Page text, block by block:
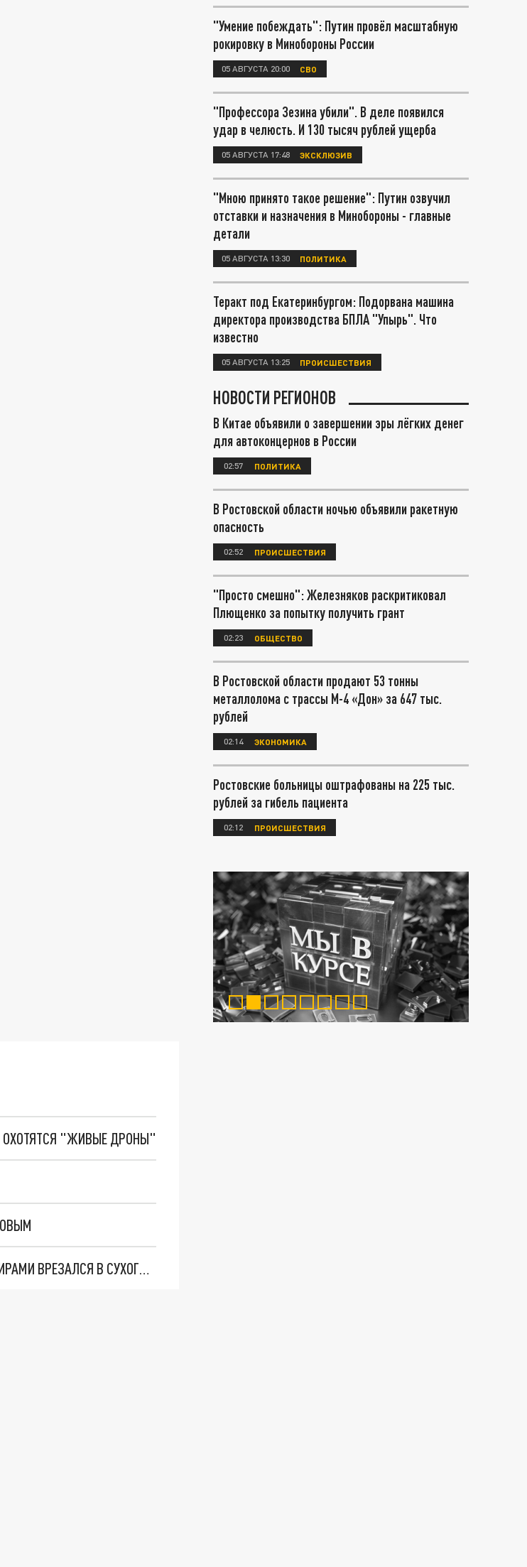
ОХОТЯТСЯ "ЖИВЫЕ ДРОНЫ"
В ПЕРМИ ОСУДИЛИ МУЖЧИНУ, КОТОРЫЙ НА ТЕПЛОХОДЕ С ПАССАЖИРАМИ ВРЕЗАЛСЯ В СУХОГРУЗ
"Умение побеждать": Путин провёл масштабную
рокировку в Минобороны России
05 АВГУСТА 20:00 СВО
"Профессора Зезина убили". В деле появился
удар в челюсть. И 130 тысяч рублей ущерба
05 АВГУСТА 17:48 ЭКСКЛЮЗИВ
"Мною принято такое решение": Путин озвучил
отставки и назначения в Минобороны - главные
детали
05 АВГУСТА 13:30 ПОЛИТИКА
Теракт под Екатеринбургом: Подорвана машина
директора производства БПЛА "Упырь". Что
известно
05 АВГУСТА 13:25 ПРОИСШЕСТВИЯ
НОВОСТИ РЕГИОНОВ
В Китае объявили о завершении эры лёгких денег
для автоконцернов в России
02:57 ПОЛИТИКА
В Ростовской области ночью объявили ракетную
опасность
02:52 ПРОИСШЕСТВИЯ
"Просто смешно": Железняков раскритиковал
Плющенко за попытку получить грант
02:23 ОБЩЕСТВО
В Ростовской области продают 53 тонны
металлолома с трассы М-4 «Дон» за 647 тыс.
рублей
02:14 ЭКОНОМИКА
Ростовские больницы оштрафованы на 225 тыс.
рублей за гибель пациента
02:12 ПРОИСШЕСТВИЯ